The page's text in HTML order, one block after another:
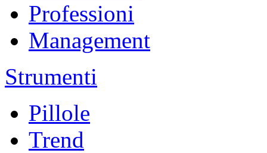
Professioni
Management
Strumenti
Pillole
Trend